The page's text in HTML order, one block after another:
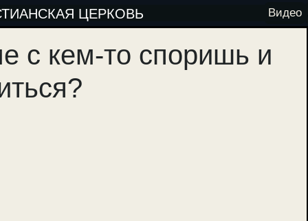
ЦЕРКОВЬ Видео
с кем-то споришь и